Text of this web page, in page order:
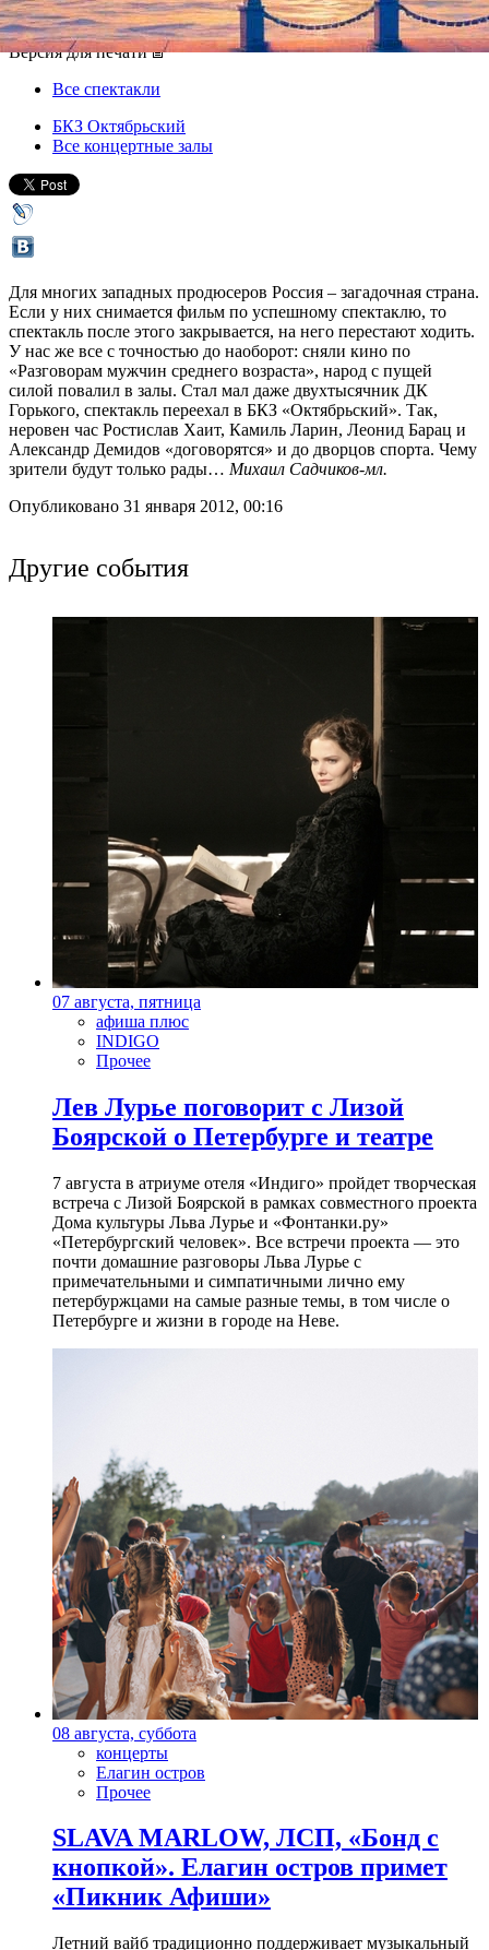
05 февраля 2012, воскресенье,19.00
Версия для печати
Все спектакли
БКЗ Октябрьский
Все концертные залы
Для многих западных продюсеров Россия – загадочная страна.
Если у них снимается фильм по успешному спектаклю, то
спектакль после этого закрывается, на него перестают ходить.
У нас же все с точностью до наоборот: сняли кино по
«Разговорам мужчин среднего возраста», народ с пущей
силой повалил в залы. Стал мал даже двухтысячник ДК
Горького, спектакль переехал в БКЗ «Октябрьский». Так,
неровен час Ростислав Хаит, Камиль Ларин, Леонид Барац и
Александр Демидов «договорятся» и до дворцов спорта. Чему
зрители будут только рады… Михаил Садчиков-мл.
Опубликовано 31 января 2012, 00:16
Другие события
07 августа, пятница
афиша плюс
INDIGO
Прочее
Лев Лурье поговорит с Лизой
Боярской о Петербурге и театре
7 августа в атриуме отеля «Индиго» пройдет творческая
встреча с Лизой Боярской в рамках совместного проекта
Дома культуры Льва Лурье и «Фонтанки.ру»
«Петербургский человек». Все встречи проекта — это
почти домашние разговоры Льва Лурье с
примечательными и симпатичными лично ему
петербуржцами на самые разные темы, в том числе о
Петербурге и жизни в городе на Неве.
08 августа, суббота
концерты
Елагин остров
Прочее
SLAVA MARLOW, ЛСП, «Бонд с
кнопкой». Елагин остров примет
«Пикник Афиши»
Летний вайб традиционно поддерживает музыкальный